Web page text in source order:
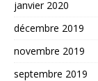
janvier 2020
décembre 2019
novembre 2019
septembre 2019